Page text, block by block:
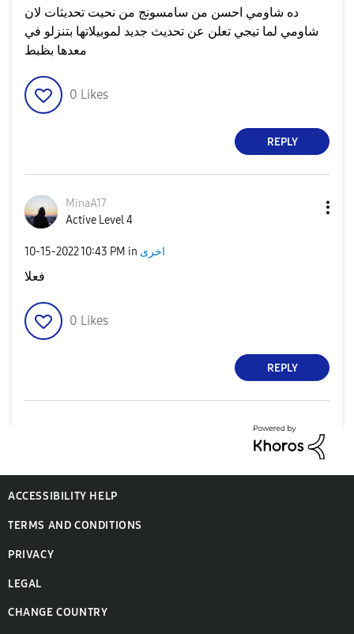
ده شاومي احسن من سامسونج من نحيت تحديثات لان
شاومي لما تيجي تعلن عن تحديث جديد لموبيلاتها بتنزلو في
معدها بظبط
0 Likes
REPLY
MinaA17
Active Level 4
‎10-15-202210:43 PM in اخرى
فعلا
0 Likes
REPLY
ACCESSIBILITY HELP
TERMS AND CONDITIONS
PRIVACY
LEGAL
CHANGE COUNTRY